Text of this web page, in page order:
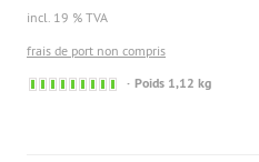
incl. 19 % TVA
frais de port non compris
Sofort
Poids 1,12 kg